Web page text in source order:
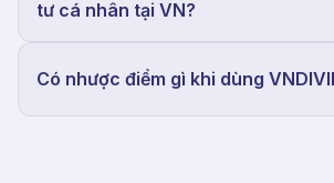
tư cá nhân tại VN?
Có nhược điểm gì khi dùng